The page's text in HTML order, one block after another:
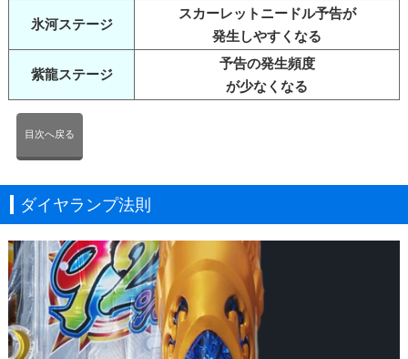
氷河ステージ
スカーレットニードル予告が
発生しやすくなる
紫龍ステージ
予告の発生頻度
が少なくなる
目次へ戻る
ダイヤランプ法則